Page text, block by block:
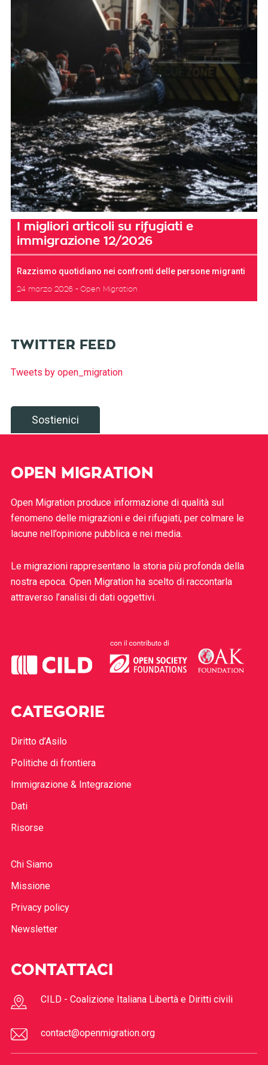
I migliori articoli su rifugiati e
immigrazione 12/2026
Razzismo quotidiano nei confronti delle persone migranti
24 marzo 2026 Open Migration
TWITTER FEED
Tweets by open_migration
Sostienici
OPEN MIGRATION
Open Migration produce informazione di qualità sul
fenomeno delle migrazioni e dei rifugiati, per colmare le
lacune nell’opinione pubblica e nei media.
Le migrazioni rappresentano la storia più profonda della
nostra epoca. Open Migration ha scelto di raccontarla
attraverso l’analisi di dati oggettivi.
CATEGORIE
Diritto d’Asilo
Politiche di frontiera
Immigrazione & Integrazione
Dati
Risorse
Chi Siamo
Missione
Privacy policy
Newsletter
CONTATTACI
CILD - Coalizione Italiana Libertà e Diritti civili
contact@openmigration.org